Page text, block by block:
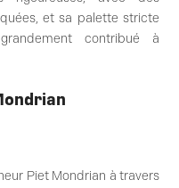
et sa palette stricte
contribué à
Piet Mondrian à travers